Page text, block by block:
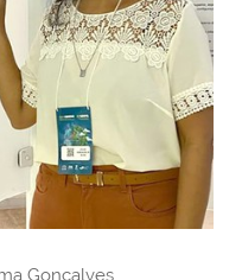
Gonçalves